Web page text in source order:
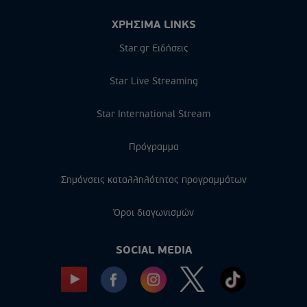
ΧΡΗΣΙΜΑ LINKS
Star.gr Ειδήσεις
Star Live Streaming
Star International Stream
Πρόγραμμα
Σημάνσεις καταλληλότητας προγραμμάτων
Όροι διαγωνισμών
SOCIAL MEDIA